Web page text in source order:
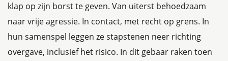
klap op zijn borst te geven. Van uiterst behoedzaam
naar vrije agressie. In contact, met recht op grens. In
hun samenspel leggen ze stapstenen neer richting
overgave, inclusief het risico. In dit gebaar raken toen